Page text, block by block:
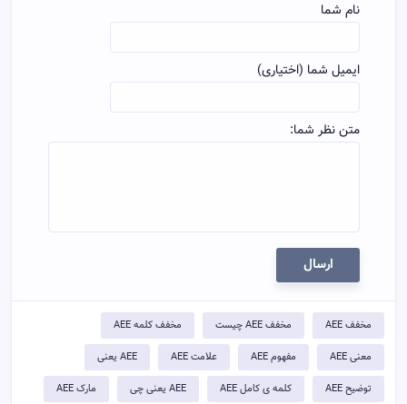
نام شما
ایمیل شما (اختیاری)
متن نظر شما:
ارسال
مخفف AEE مخفف AEE چیست مخفف کلمه AEE
معنی AEE مفهوم AEE علامت AEE AEE یعنی
توضيح AEE کلمه ی کامل AEE AEE یعنی چی مارک AEE